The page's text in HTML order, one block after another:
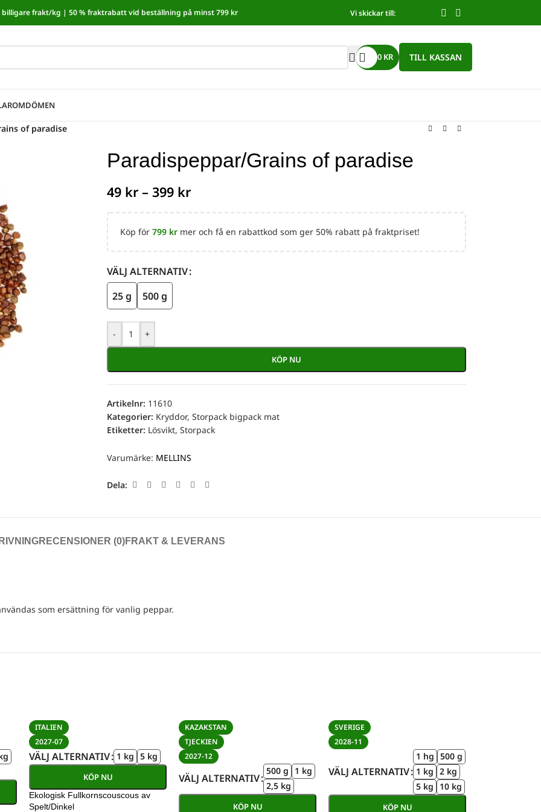
I kassan dras automatiskt 5,35 % av från alla varor.
billigare frakt/kg | 50 % fraktrabatt vid beställning på minst 799 kr Vi skickar till:
0 KR TILL KASSAN
OMDÖMEN
of paradise
Paradispeppar/Grains of paradise
49 kr – 399 kr
Köp för 799 krmer och få en rabattkod som ger 50% rabatt på fraktpriset!
VÄLJ ALTERNATIV
25 g
500 g
- +
KÖP NU
Artikelnr: 11610
Kategorier: Kryddor, Storpack bigpack mat
Etiketter: Lösvikt, Storpack
Varumärke: MELLINS
Dela:
RECENSIONER (0)FRAKT & LEVERANS
som ersättning för vanlig peppar.
ITALIEN
2027-07
VÄLJ ALTERNATIV 1 kg 5 kg
KÖP NU
Ekologisk Fullkornscouscous av
Spelt/Dinkel
KAZAKSTAN
TJECKIEN
2027-12
VÄLJ ALTERNATIV
500 g
1 kg
2,5 kg
KÖP NU
SVERIGE
2028-11
VÄLJ ALTERNATIV
1 hg 500 g
1 kg 2 kg
5 kg
10 kg
KÖP NU